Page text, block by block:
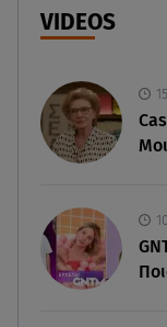
Μήλος:
Σαρακήνικο
09.08.26 , 13:30
μου έδωσε ένα
09.08.26 , 13:15
Σε Red Code
VIDEOS